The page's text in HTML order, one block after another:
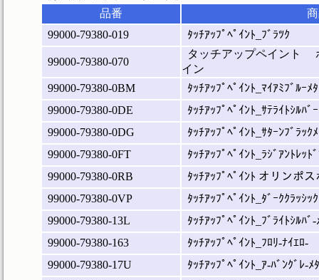
品番
99000-79380-019
ﾀｯﾁｱｯﾌﾟﾍﾟｲﾝﾄ_ﾌﾞﾗﾂｸ
99000-79380-070
タッチアップペイント
イン
99000-79380-0BM
ﾀｯﾁｱｯﾌﾟﾍﾟｲﾝﾄ_ﾏｲｱﾐﾌﾞﾙｰﾒ
99000-79380-0DE
ﾀｯﾁｱｯﾌﾟﾍﾟｲﾝﾄ_ｻﾃﾗｲﾄｼﾙﾊﾞ
99000-79380-0DG
ﾀｯﾁｱｯﾌﾟﾍﾟｲﾝﾄ_ｻﾀｰﾝﾌﾞﾗｯｸ
99000-79380-0FT
ﾀｯﾁｱｯﾌﾟﾍﾟｲﾝﾄ_ﾗｼﾞｱﾝﾄﾚｯﾄ
99000-79380-0RB
ﾀｯﾁｱｯﾌﾟﾍﾟｲﾝﾄ オリンポ
99000-79380-0VP
ﾀｯﾁｱｯﾌﾟﾍﾟｲﾝﾄ_ﾀﾞｰｸｸﾗｯｼｯ
99000-79380-13L
ﾀｯﾁｱｯﾌﾟﾍﾟｲﾝﾄ_ﾌﾞﾗｲﾄｼﾙﾊﾞ-
99000-79380-163
ﾀｯﾁｱｯﾌﾟﾍﾟｲﾝﾄ_ﾌﾛﾘ-ﾅｲｴﾛ-
99000-79380-17U
ﾀｯﾁｱｯﾌﾟﾍﾟｲﾝﾄ_ｱ-ﾊﾞﾝｸﾞﾚ-ﾒ